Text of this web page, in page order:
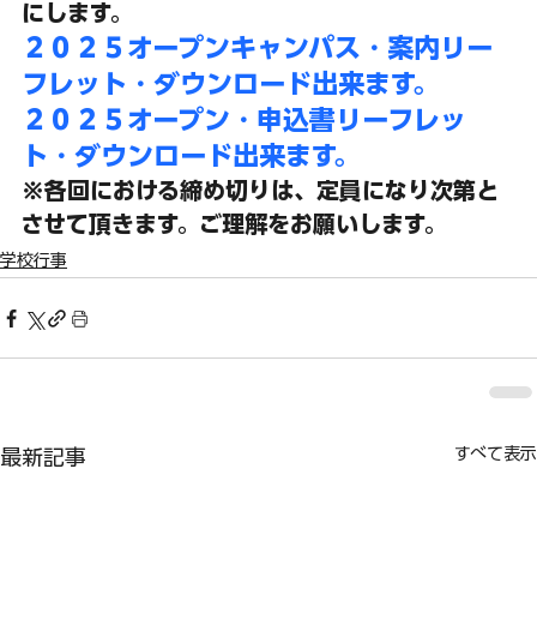
にします。
２０２５オープンキャンパス・案内リー
フレット・ダウンロード出来ます。
２０２５オープン・申込書リーフレッ
ト・ダウンロード出来ます。
※各回における締め切りは、定員になり次第と
させて頂きます。ご理解をお願いします。
学校行事
最新記事 すべて表示